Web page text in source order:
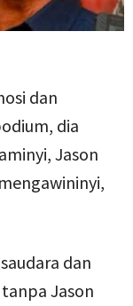
dan
dia
Jason
dan
Jason